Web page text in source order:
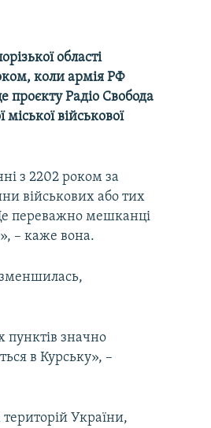
області
коли армія РФ
проєкту Радіо Свобода
військової
з 2202 роком за
військових або тих
переважно мешканці
– каже вона.
зменшилась,
пунктів значно
в Курську», –
територій України,